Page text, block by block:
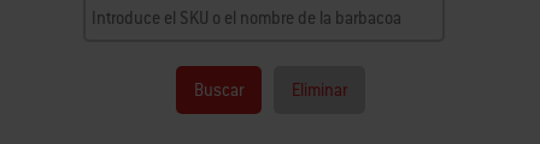
Buscar Eliminar